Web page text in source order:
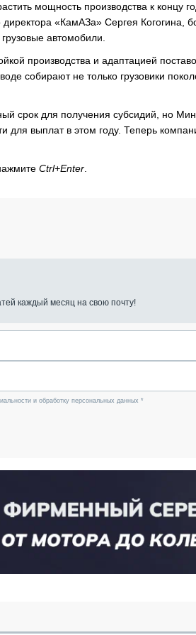
мощность производства к концу
«КамАЗа» Сергея Когогина,
автомобили.
производства и адаптацией
собирают не только грузовики
срок для получения субсидий, но
для выплат в этом году. Теперь
Ctrl+Enter
каждый месяц на свою почту!
и обработку персональных данных *